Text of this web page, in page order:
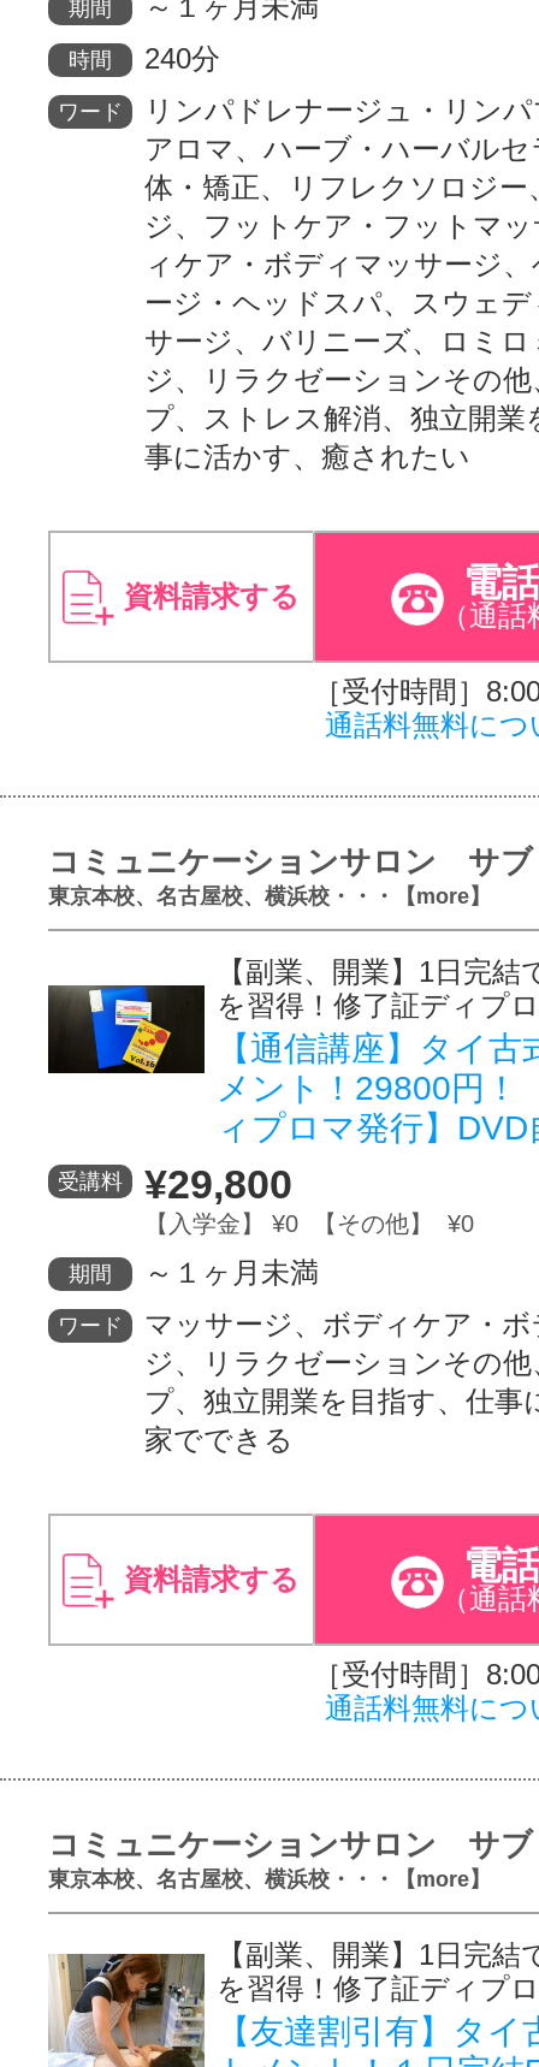
期間 ～１ヶ月未満
時間 240分
ワード
リンパドレナージュ・リン
アロマ、ハーブ・ハーバルセ
体・矯正、リフレクソロジー
ジ、フットケア・フットマ
ィケア・ボディマッサージ
ージ・ヘッドスパ、スウェ
サージ、バリニーズ、ロミ
ジ、リラクゼーションその
プ、ストレス解消、独立開業
事に活かす、癒されたい
資料請求する 電
（通話
［受付時間］
通話料無料につ
コミュニケーションサロン サブ
東京本校、名古屋校、横浜校・・・【more】
【副業、開業】1日完結
を習得！修了証ディプ
【通信講座】タイ
メント！29800円！
ィプロマ発行】DVD
受講料 ¥29,800
【入学金】 ¥0 【その他】 ¥0
期間 ～１ヶ月未満
ワード
マッサージ、ボディケア・
ジ、リラクゼーションその
プ、独立開業を目指す、仕事
家でできる
資料請求する 電
（通話
［受付時間］
通話料無料につ
コミュニケーションサロン サブ
東京本校、名古屋校、横浜校・・・【more】
【副業、開業】1日完結
を習得！修了証ディプ
【友達割引有】タ